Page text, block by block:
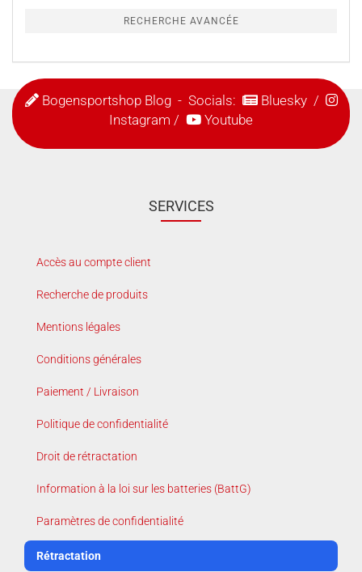
RECHERCHE AVANCÉE
Bogensportshop Blog- Socials: Bluesky/
Instagram / Youtube
SERVICES
Accès au compte client
Recherche de produits
Mentions légales
Conditions générales
Paiement / Livraison
Politique de confidentialité
Droit de rétractation
Information à la loi sur les batteries (BattG)
Paramètres de confidentialité
Rétractation